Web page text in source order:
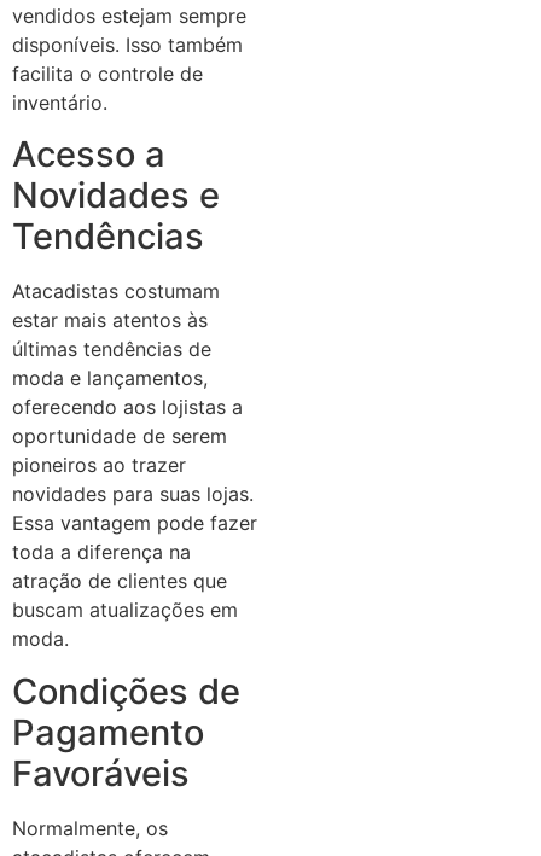
vendidos estejam sempre
disponíveis. Isso também
facilita o controle de
inventário.
Acesso a
Novidades e
Tendências
Atacadistas costumam
estar mais atentos às
últimas tendências de
moda e lançamentos,
oferecendo aos lojistas a
oportunidade de serem
pioneiros ao trazer
novidades para suas lojas.
Essa vantagem pode fazer
toda a diferença na
atração de clientes que
buscam atualizações em
moda.
Condições de
Pagamento
Favoráveis
Normalmente, os